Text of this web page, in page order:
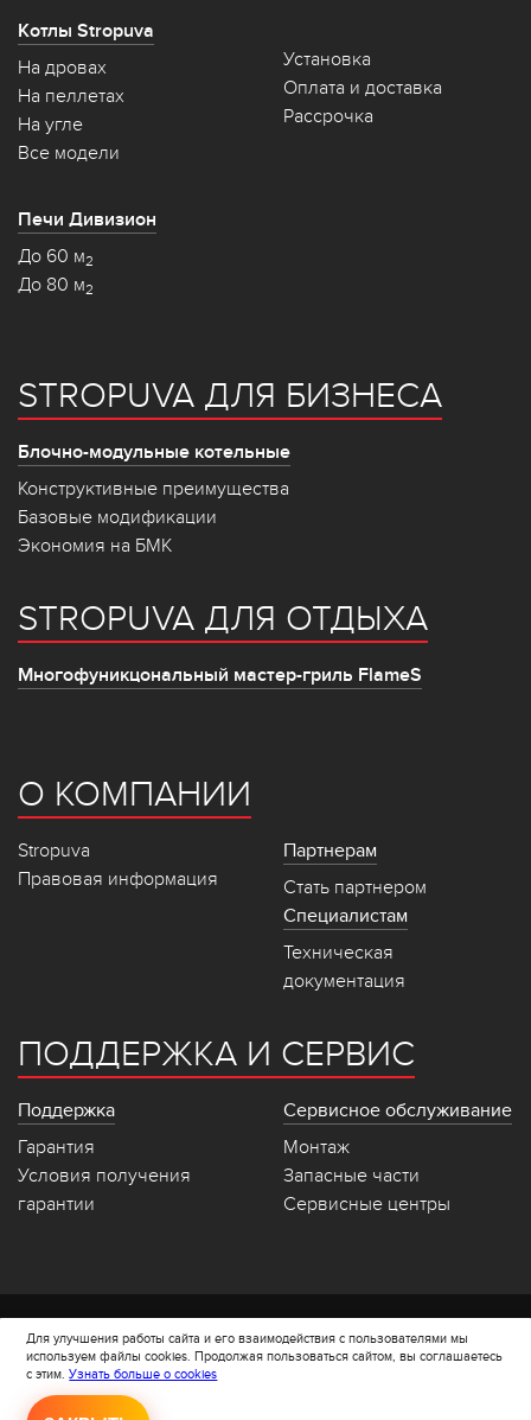
Для улучшения работы сайта и его взаимодействия с пользователями мы
используем файлы cookies. Продолжая пользоваться сайтом, вы соглашаетесь
с этим.Узнать больше о cookies
Котлы Stropuva
На дровах
На пеллетах
На угле
Все модели
Установка
Оплата и доставка
Рассрочка
Печи Дивизион
До 60 м2
До 80 м2
STROPUVA ДЛЯ БИЗНЕСА
Блочно-модульные котельные
Конструктивные преимущества
Базовые модификации
Экономия на БМК
STROPUVA ДЛЯ ОТДЫХА
Многофуникцональный мастер-гриль FlameS
О КОМПАНИИ
Stropuva
Правовая информация
Партнерам
Стать партнером
Специалистам
Техническая
документация
ПОДДЕРЖКА И СЕРВИС
Поддержка
Гарантия
Условия получения
гарантии
Сервисное обслуживание
Монтаж
Запасные части
Сервисные центры
Политика конфеденциальности
Политика cookie
Все права защищены © 2008-